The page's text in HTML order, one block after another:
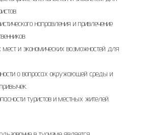
направления и привлечение
и экономических возможностей для
о вопросах окружающей среды и
туристов и местных жителей.